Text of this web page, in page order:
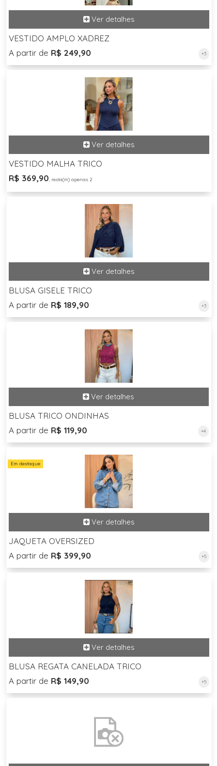
VESTIDO AMPLO XADREZ
A partir de R$ 249,90 +3
VESTIDO MALHA TRICO
R$ 369,90, resta(m) apenas 2
BLUSA GISELE TRICO
A partir de R$ 189,90 +3
BLUSA TRICO ONDINHAS
A partir de R$ 119,90 +4
Em destaque
JAQUETA OVERSIZED
A partir de R$ 399,90 +5
BLUSA REGATA CANELADA TRICO
A partir de R$ 149,90 +5